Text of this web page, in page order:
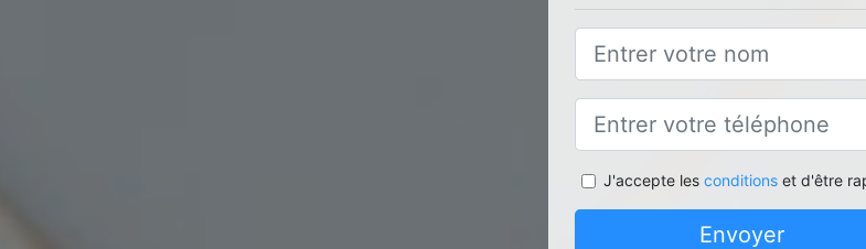
J'accepte les conditionset d'être
Envoyer